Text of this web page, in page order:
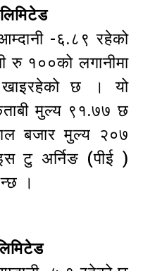
-६.८९ रहेको
रु १००को लगानीमा
छ । यो
मुल्य ९१.७७ छ
बजार मुल्य २०७
टु अर्निङ (पीई )
।